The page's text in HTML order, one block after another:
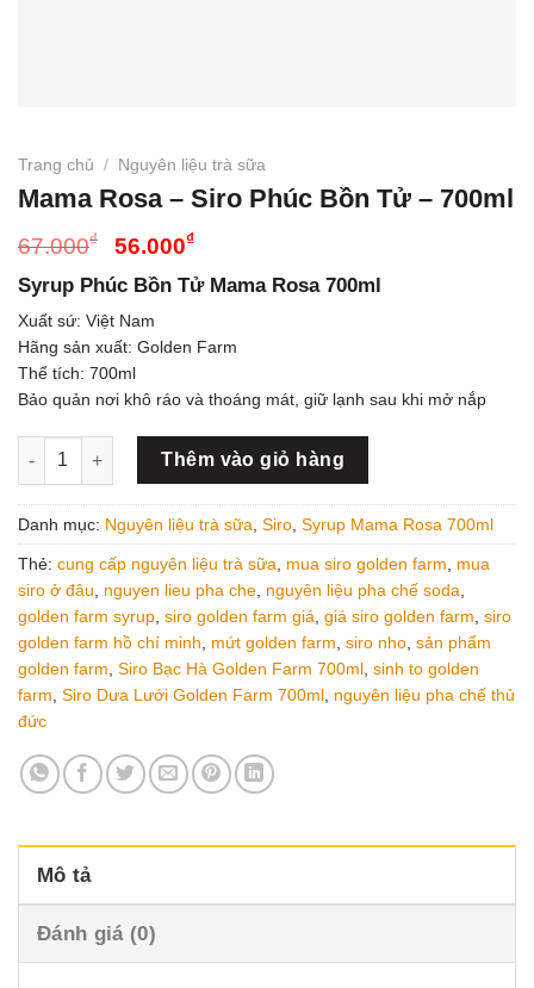
Trang chủ / Nguyên liệu trà sữa
Mama Rosa – Siro Phúc Bồn Tử – 700ml
67.000₫
Giá
gốc
là:
67.000₫.
56.000₫Giá
hiện
tại
56.000₫.
Syrup Phúc Bồn Tử Mama Rosa 700ml
Xuất sứ: Việt Nam
Hãng sản xuất: Golden Farm
Thể tích: 700ml
Bảo quản nơi khô ráo và thoáng mát, giữ lạnh sau khi mở nắp
Mama Rosa - Siro Phúc Bồn Tử - 700ml số lượng
Thêm vào giỏ hàng
Danh mục: Nguyên liệu trà sữa Siro Syrup Mama Rosa 700ml
Thẻ: cung cấp nguyên liệu trà sữa mua siro golden farm
mua
siro ở đâu
nguyen lieu pha che nguyên liệu pha chế soda
golden farm syrup siro golden farm giá giá siro golden farm siro
golden farm hồ chí minh
mứt golden farm siro nho sản phẩm
golden farm Siro Bạc Hà Golden Farm 700ml sinh to golden
farm Siro Dưa Lưới Golden Farm 700ml nguyên liệu pha chế thủ
đức
Mô tả
Đánh giá (0)